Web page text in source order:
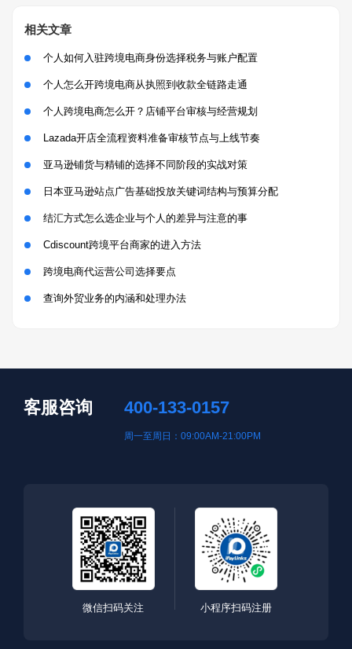
相关文章
个人如何入驻跨境电商身份选择税务与账户配置
个人怎么开跨境电商从执照到收款全链路走通
个人跨境电商怎么开？店铺平台审核与经营规划
Lazada开店全流程资料准备审核节点与上线节奏
亚马逊铺货与精铺的选择不同阶段的实战对策
日本亚马逊站点广告基础投放关键词结构与预算分配
结汇方式怎么选企业与个人的差异与注意的事
Cdiscount跨境平台商家的进入方法
跨境电商代运营公司选择要点
查询外贸业务的内涵和处理办法
客服咨询 400-133-0157
周一至周日：09:00AM-21:00PM
微信扫码关注 小程序扫码注册